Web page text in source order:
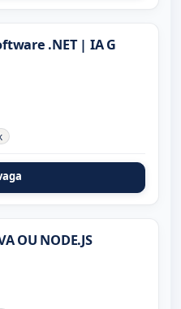
.NET | IA G
OU NODE.JS